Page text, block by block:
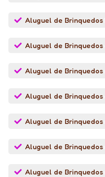
Aluguel de Brinquedos
Aluguel de Brinquedos
Aluguel de
Aluguel de Brinquedos
Aluguel de
Aluguel de
Aluguel de